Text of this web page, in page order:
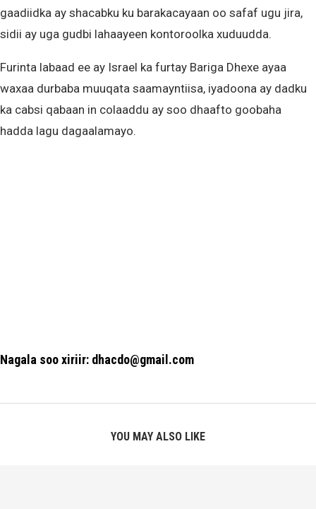
gaadiidka ay shacabku ku barakacayaan oo safaf ugu jira,
sidii ay uga gudbi lahaayeen kontoroolka xuduudda.
Furinta labaad ee ay Israel ka furtay Bariga Dhexe ayaa
waxaa durbaba muuqata saamayntiisa, iyadoona ay dadku
ka cabsi qabaan in colaaddu ay soo dhaafto goobaha
hadda lagu dagaalamayo.
Nagala soo xiriir: dhacdo@gmail.com
YOU MAY ALSO LIKE